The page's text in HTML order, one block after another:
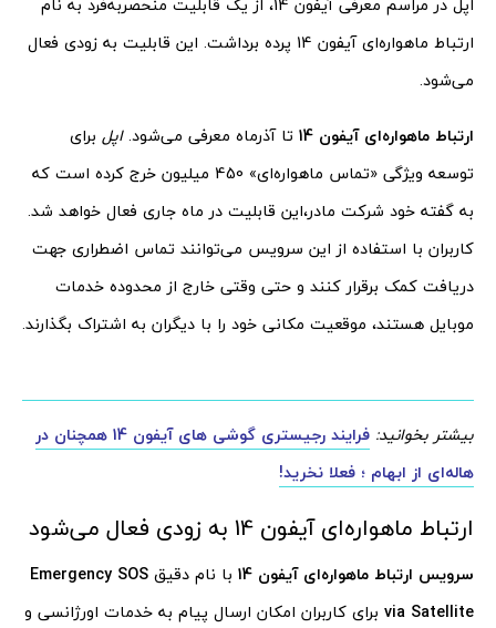
ارتباط ماهواره‌ای آیفون 14 پرده برداشت. این قابلیت به زودی فعال
می‌شود.
ارتباط ماهواره‌ای آیفون 14
تا آذرماه معرفی می‌شود.اپل برای
توسعه ویژگی «تماس ماهواره‌ای» 450 میلیون خرج کرده است که
به گفته خود شرکت مادر،این قابلیت در ماه جاری فعال خواهد شد.
کاربران با استفاده از این سرویس می‌توانند تماس اضطراری جهت
دریافت کمک برقرار کنند و حتی وقتی خارج از محدوده خدمات
موبایل هستند، موقعیت مکانی خود را با دیگران به اشتراک بگذارند.
بیشتر بخوانید:
فرایند رجیستری گوشی های آیفون 14 همچنان در
هاله‌ای از ابهام ؛ فعلا نخرید!
ارتباط ماهواره‌ای آیفون 14 به زودی فعال می‌شود
سرویس ارتباط ماهواره‌ای آیفون 14 با نام دقیق Emergency SOS
via Satellite برای کاربران امکان ارسال پیام به خدمات اورژانسی و